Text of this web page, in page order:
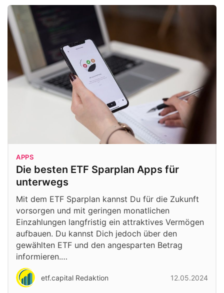
APPS
Die besten ETF Sparplan Apps für
unterwegs
Mit dem ETF Sparplan kannst Du für die Zukunft
vorsorgen und mit geringen monatlichen
Einzahlungen langfristig ein attraktives Vermögen
aufbauen. Du kannst Dich jedoch über den
gewählten ETF und den angesparten Betrag
informieren.…
etf.capital Redaktion 12.05.2024